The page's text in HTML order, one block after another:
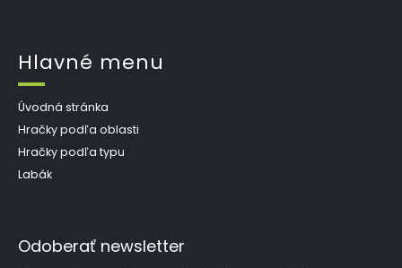
Hlavné menu
Úvodná stránka
Hračky podľa oblasti
Hračky podľa typu
Labák
Odoberať newsletter